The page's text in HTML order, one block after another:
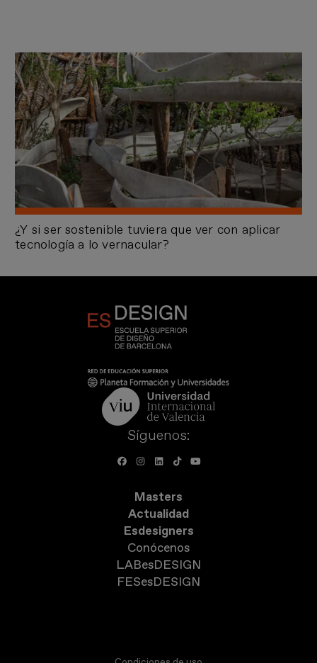
¿Y si ser sostenible tuviera que ver con aplicar
tecnología a lo vernacular?
Síguenos:
Masters
Actualidad
Esdesigners
Conócenos
LABesDESIGN
FESesDESIGN